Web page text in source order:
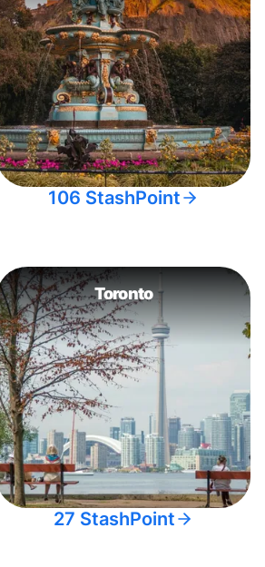
106 StashPoint
Toronto
27 StashPoint